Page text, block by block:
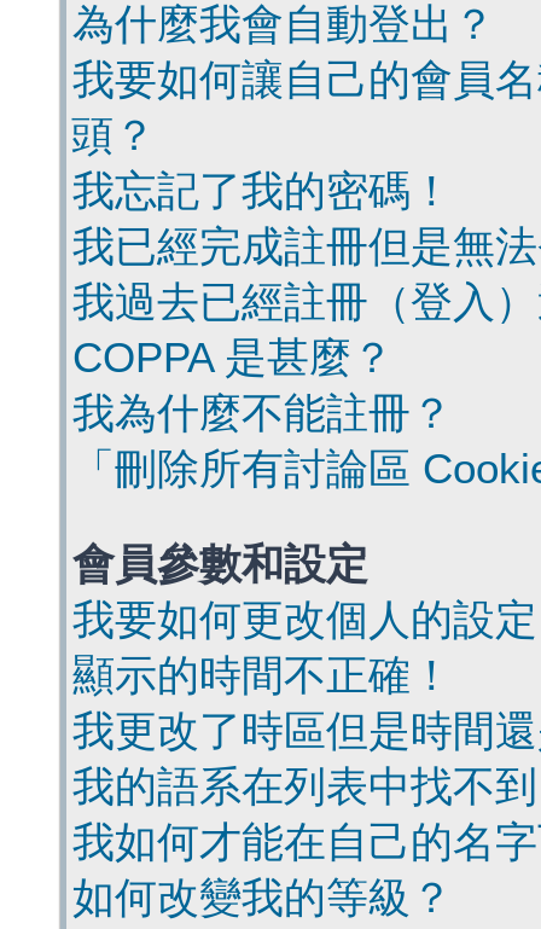
為什麼我會自動登出？
我要如何讓自己的會員
頭？
我忘記了我的密碼！
我已經完成註冊但是無
我過去已經註冊（登入
COPPA 是甚麼？
我為什麼不能註冊？
「刪除所有討論區
會員參數和設定
我要如何更改個人的設
顯示的時間不正確！
我更改了時區但是時間
我的語系在列表中找不
我如何才能在自己的名
如何改變我的等級？